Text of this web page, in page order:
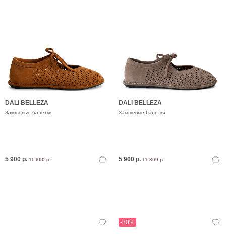
DALI BELLEZA
Замшевые балетки
5 900 р. 11 800 р.
DALI BELLEZA
Замшевые балетки
5 900 р. 11 800 р.
-30%